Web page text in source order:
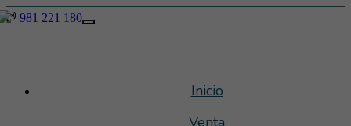
981 221 180
Toggle
Inicio
Venta